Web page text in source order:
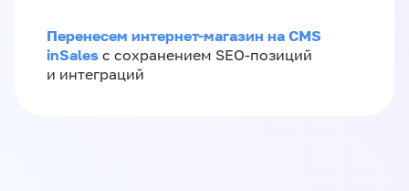
Перенесем интернет-магазин на CMS
inSales с сохранением SEO-позиций
и интеграций